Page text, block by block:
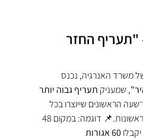
"תעריף החזר
משרד האנרגיה, נכנס
, שמעניק תעריף גבוה יותר
הראשונים שייוצרו בכל
חודש – במשך 5 השנים הראשונות.📌 דוגמה: במקום 48
60 אגורות